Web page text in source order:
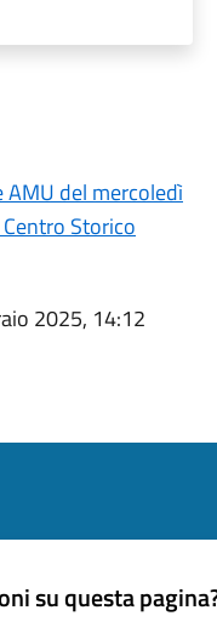
AMU del mercoledì
Storico
2025, 14:12
su questa